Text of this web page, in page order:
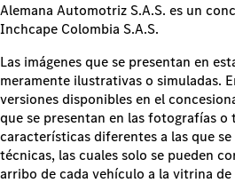
Alemana Automotriz S.A.S. es un
Inchcape Colombia S.A.S.
Las imágenes que se presentan en
meramente ilustrativas o simuladas.
versiones disponibles en el
que se presentan en las fotografías o
características diferentes a las que
técnicas, las cuales solo se pueden
arribo de cada vehículo a la vitrina